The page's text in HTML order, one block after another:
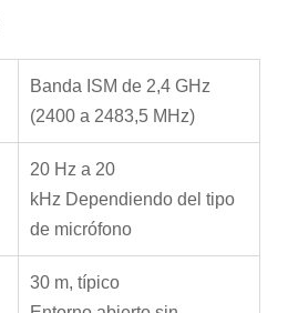
Banda ISM de 2,4 GHz
(2400 a 2483,5 MHz)
20 Hz a 20
kHz Dependiendo del tipo
de micrófono
30 m, típico